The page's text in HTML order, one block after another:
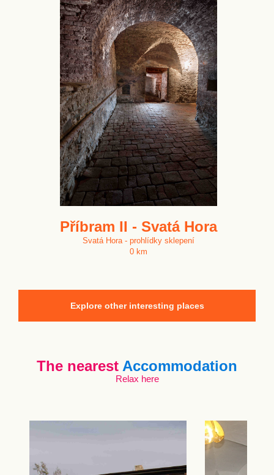
Příbram II - Svatá Hora
Svatá Hora - prohlídky sklepení
0 km
Explore other interesting places
The nearest Accommodation
Relax here